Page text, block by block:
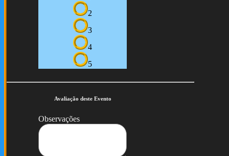
2
3
4
5
Avaliação deste Evento
Observações